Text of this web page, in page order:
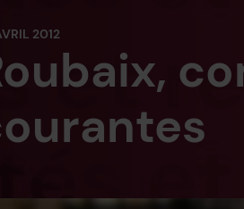
2012